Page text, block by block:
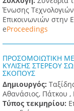
Ένωσης
Επικοινωνιών στην
eProceedings
ΠΡΟΣΟΜΟΙΩΤΙΚΗ
ΚΥΛΙΣΗΣ ΣΤΕΡΕΟΥ
ΣΚΟΠΟΥΣ
Δημιουργός:
Αθανάσιος, Πάτκου ,
Τύπος τεκμηρίου: